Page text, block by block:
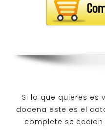
Si lo que quieres es
docena este es el
complete